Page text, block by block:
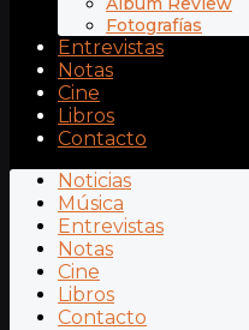
Fotografías
Entrevistas
Notas
Cine
Libros
Contacto
Noticias
Música
Entrevistas
Notas
Cine
Libros
Contacto